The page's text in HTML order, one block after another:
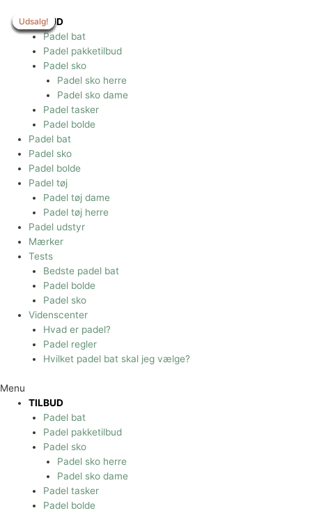
indholdet
TILBUD
Padel bat
Padel pakketilbud
Padel sko
Padel sko herre
Padel sko dame
Padel tasker
Padel bolde
Padel bat
Padel sko
Padel bolde
Padel tøj
Padel tøj dame
Padel tøj herre
Padel udstyr
Mærker
Tests
Bedste padel bat
Padel bolde
Padel sko
Videnscenter
Hvad er padel?
Padel regler
Hvilket padel bat skal jeg vælge?
Menu
TILBUD
Padel bat
Padel pakketilbud
Padel sko
Padel sko herre
Padel sko dame
Padel tasker
Padel bolde
Udsalg!
Udsalg!
Udsalg!
Udsalg!
Udsalg!
Udsalg!
Udsalg!
Udsalg!